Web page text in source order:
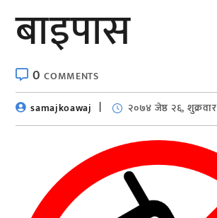
बाइपास
0COMMENTS
samajkoawaj
२०७४ जेष्ठ २६, शुक्रवार